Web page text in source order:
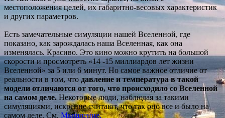
местоположения целей, их габаритно-весовых характеристик
и других параметров.
Есть замечательные симуляции нашей Вселенной, где
показано, как зарождалась наша Вселенная, как она
изменялась. Красиво. Это кино можно крутить на большой
скорости и просмотреть «14 -15 миллиардов лет жизни
Вселенной» за 5 или 6 минут. Но самое важное отличие от
реальности в том, что давление и температура в такой
модели отличаются от того, что происходило со Вселенной
на самом деле. Некоторые люди, наблюдая за такими
симуляциями, искренне считают, что так оно все и было на
самом деле. См. Мышление.